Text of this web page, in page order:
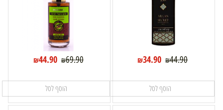
₪44.90
₪34.90
הוסף לסל
₪69.90
₪44.90
הוסף לסל